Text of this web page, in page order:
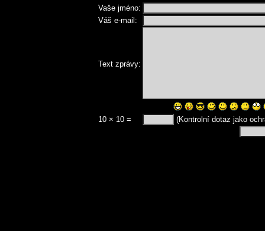
Vaše jméno:
Váš e-mail:
Text zprávy:
10 × 10 = (Kontrolní dotaz jako